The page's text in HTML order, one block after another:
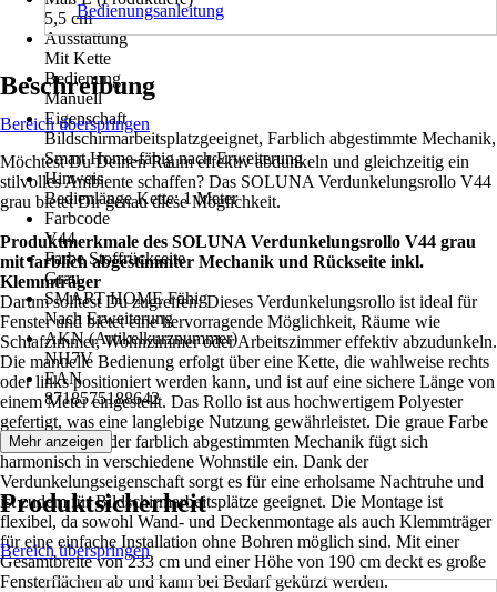
5,5 cm
Ausstattung
Mit Kette
Bedienung
Manuell
Eigenschaft
Bildschirmarbeitsplatzgeeignet, Farblich abgestimmte Mechanik,
Smart Home-fähig nach Erweiterung
Hinweis
Bedienlänge Kette: 1 Meter
Farbcode
V44
Farbe Stoffrückseite
Grau
SMART HOME Fähig
Nach Erweiterung
AKN (Artikelkurznummer)
NH7V
EAN
8718575188642
Bedienungsanleitung
Beschreibung
Bereich überspringen
Möchtest Du Deinen Raum effektiv abdunkeln und gleichzeitig ein
stilvolles Ambiente schaffen? Das SOLUNA Verdunkelungsrollo V44
grau bietet Dir genau diese Möglichkeit.
Produktmerkmale des SOLUNA Verdunkelungsrollo V44 grau
mit farblich abgestimmter Mechanik und Rückseite inkl.
Klemmträger
Darum solltest Du zugreifen: Dieses Verdunkelungsrollo ist ideal für
Fenster und bietet eine hervorragende Möglichkeit, Räume wie
Schlafzimmer, Wohnzimmer oder Arbeitszimmer effektiv abzudunkeln.
Die manuelle Bedienung erfolgt über eine Kette, die wahlweise rechts
oder links positioniert werden kann, und ist auf eine sichere Länge von
einem Meter eingestellt. Das Rollo ist aus hochwertigem Polyester
gefertigt, was eine langlebige Nutzung gewährleistet. Die graue Farbe
des Rollos und der farblich abgestimmten Mechanik fügt sich
harmonisch in verschiedene Wohnstile ein. Dank der
Verdunkelungseigenschaft sorgt es für eine erholsame Nachtruhe und
ist zudem für Bildschirmarbeitsplätze geeignet. Die Montage ist
flexibel, da sowohl Wand- und Deckenmontage als auch Klemmträger
für eine einfache Installation ohne Bohren möglich sind. Mit einer
Gesamtbreite von 233 cm und einer Höhe von 190 cm deckt es große
Fensterflächen ab und kann bei Bedarf gekürzt werden.
Mehr anzeigen
Produktsicherheit
Bereich überspringen